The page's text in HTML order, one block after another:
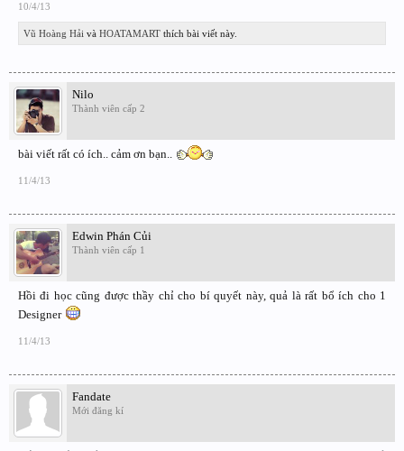
10/4/13
Vũ Hoàng Hải và HOATAMART thích bài viết này.
Nilo
Thành viên cấp 2
bài viết rất có ích.. cảm ơn bạn..
11/4/13
Edwin Phán Củi
Thành viên cấp 1
Hồi đi học cũng được thầy chỉ cho bí quyết này, quả là rất bổ ích cho 1
Designer
11/4/13
Fandate
Mới đăng kí